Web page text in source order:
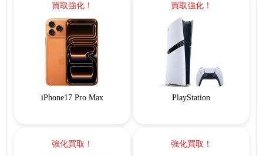
買取強化！
iPhone17 Pro Max
買取強化！
PlayStation
強化買取！ 強化買取！